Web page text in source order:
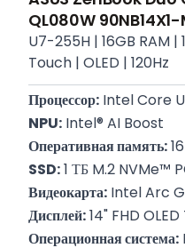
QL080W
U7-255H | 16GB RAM |
Touch | OLED | 120Hz
Процессор: Intel Core
NPU: Intel® AI Boost
Оперативная память:
SSD: 1 ТБ M.2 NVMe™
Видеокарта: Intel Arc
Дисплей: 14" FHD
Операционная система: